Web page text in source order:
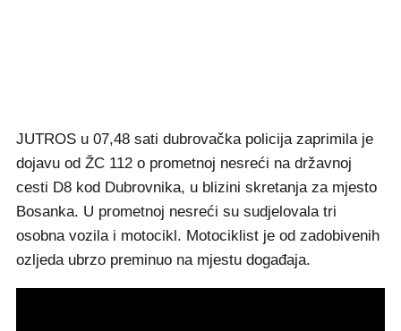
JUTROS u 07,48 sati dubrovačka policija zaprimila je
dojavu od ŽC 112 o prometnoj nesreći na državnoj
cesti D8 kod Dubrovnika, u blizini skretanja za mjesto
Bosanka. U prometnoj nesreći su sudjelovala tri
osobna vozila i motocikl. Motociklist je od zadobivenih
ozljeda ubrzo preminuo na mjestu događaja.